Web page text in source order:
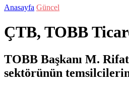
Anasayfa Güncel
ÇTB, TOBB
TOBB Başkanı M.
sektörünün